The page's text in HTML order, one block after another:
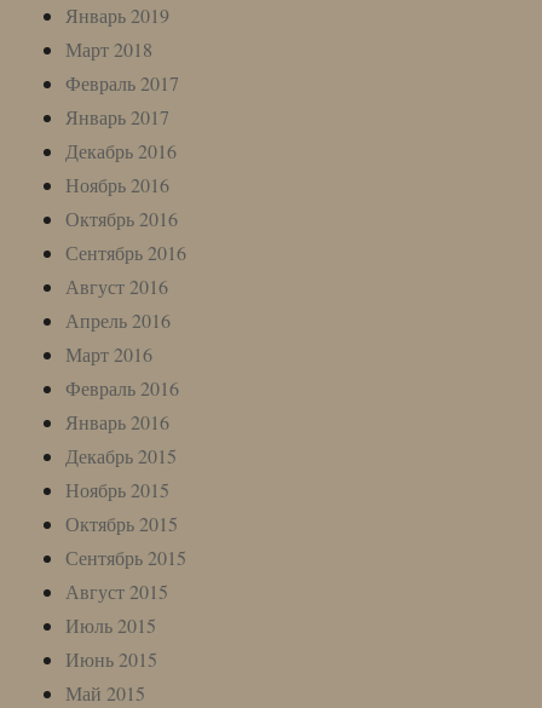
Январь 2019
Март 2018
Февраль 2017
Январь 2017
Декабрь 2016
Ноябрь 2016
Октябрь 2016
Сентябрь 2016
Август 2016
Апрель 2016
Март 2016
Февраль 2016
Январь 2016
Декабрь 2015
Ноябрь 2015
Октябрь 2015
Сентябрь 2015
Август 2015
Июль 2015
Июнь 2015
Май 2015